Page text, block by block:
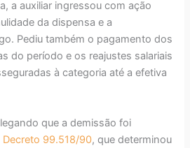
a auxiliar ingressou com ação
da dispensa e a
Pediu também o pagamento dos
do período e os reajustes salariais
à categoria até a efetiva
que a demissão foi
Decreto 99.518/90, que determinou